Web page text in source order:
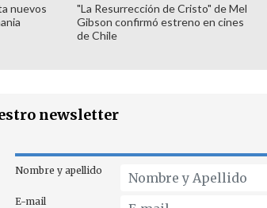
nuevos
"La Resurrección de Cristo" de Mel
Gibson confirmó estreno en cines
de Chile
newsletter
Nombre y apellido
E-mail